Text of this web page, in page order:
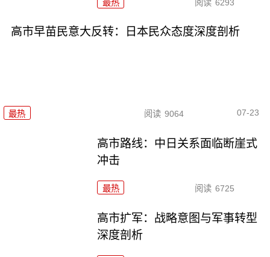
最热 阅读 6293
高市早苗民意大反转：日本民众态度深度剖析
最热 阅读 9064 07-23
高市路线：中日关系面临断崖式
冲击
最热 阅读 6725
高市扩军：战略意图与军事转型
深度剖析